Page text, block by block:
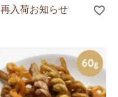
再入荷お知らせ